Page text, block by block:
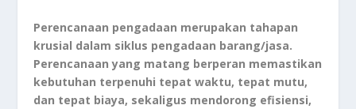
Perencanaan pengadaan merupakan tahapan
krusial dalam siklus pengadaan barang/jasa.
Perencanaan yang matang berperan memastikan
kebutuhan terpenuhi tepat waktu, tepat mutu,
dan tepat biaya, sekaligus mendorong efisiensi,